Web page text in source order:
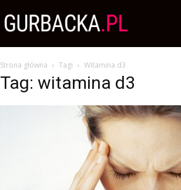
Odchudzanie
i
Strona główna Tagi Witamina d3
Tag: witamina d3